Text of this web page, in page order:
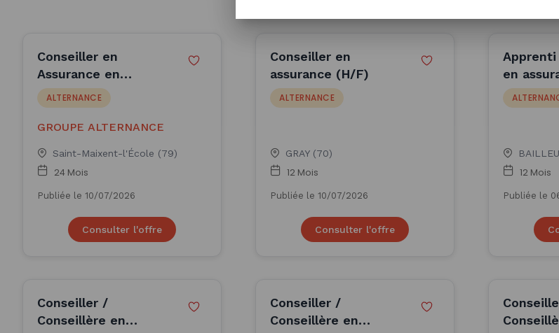
Conseiller en
Assurance en
alternance (H/F)
ALTERNANCE
GROUPE ALTERNANCE
Saint-Maixent-l'École (79)
24 Mois
Publiée le 10/07/2026
Consulter l'offre
Conseiller en
assurance (H/F)
ALTERNANCE
GRAY (70)
12 Mois
Publiée le 10/07/2026
Consulter l'offre
en
12 Mois
Publiée le
Conseiller /
Conseillère en
Conseiller /
Conseillère en